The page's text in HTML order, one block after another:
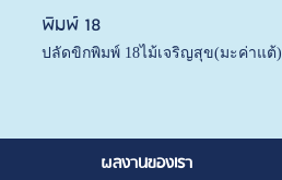
พิมพ์ 18
ปลัดขิกพิมพ์ 18ไม้เจริญสุข(มะค่าแต้)
ผลงานของเรา